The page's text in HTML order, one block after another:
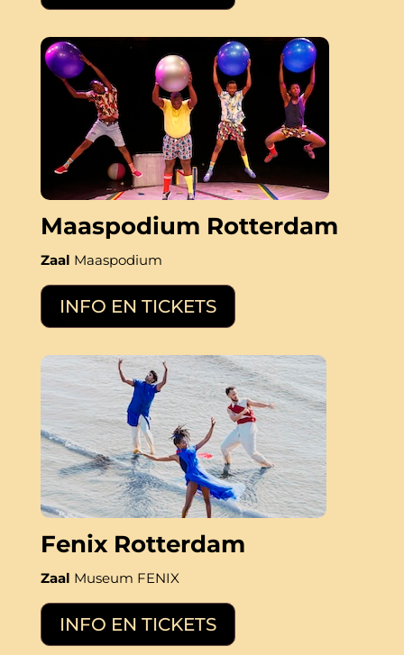
Maaspodium Rotterdam
Zaal Maaspodium
INFO EN TICKETS
Fenix Rotterdam
Zaal Museum FENIX
INFO EN TICKETS